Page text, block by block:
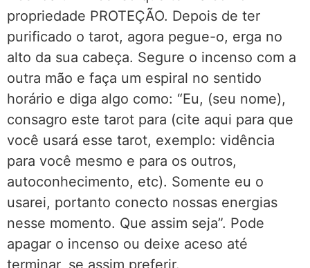
propriedade PROTEÇÃO. Depois de ter
purificado o tarot, agora pegue-o, erga no
alto da sua cabeça. Segure o incenso com a
outra mão e faça um espiral no sentido
horário e diga algo como: “Eu, (seu nome),
consagro este tarot para (cite aqui para que
você usará esse tarot, exemplo: vidência
para você mesmo e para os outros,
autoconhecimento, etc). Somente eu o
usarei, portanto conecto nossas energias
nesse momento. Que assim seja”. Pode
apagar o incenso ou deixe aceso até
terminar, se assim preferir.